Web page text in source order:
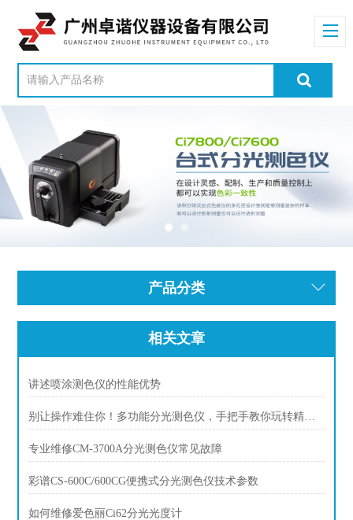
产品分类
相关文章
讲述喷涂测色仪的性能优势
别让操作难住你！多功能分光测色仪，手把手教你玩转精准测量
专业维修CM-3700A分光测色仪常见故障
彩谱CS-600C/600CG便携式分光测色仪技术参数
如何维修爱色丽Ci62分光光度计